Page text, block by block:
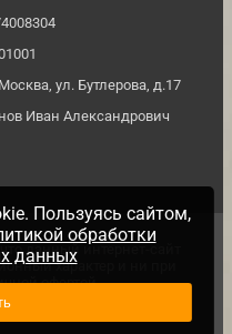
ул. Бутлерова, д.17
Иван Александрович
данный интернет-сайт
характер и ни при
офертой,
№437 Гражданского
Пользуясь сайтом,
обработки
данных